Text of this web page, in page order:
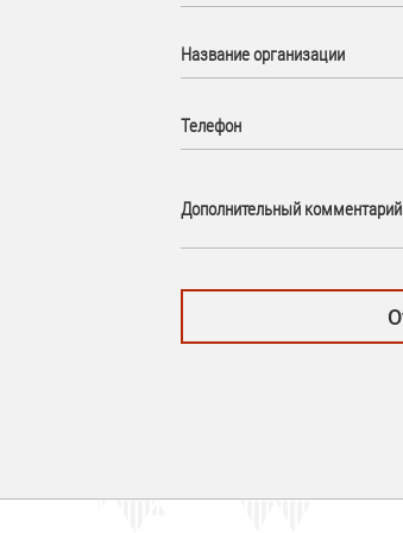
Название организации
Телефон
Дополнительный комментарий